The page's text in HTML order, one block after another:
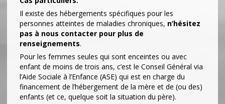
Il existe des hébergements spécifiques pour les
personnes atteintes de maladies chroniques, n’hésitez
pas à nous contacter pour plus de
renseignements.
Pour les femmes seules qui sont enceintes ou avec
enfant de moins de trois ans, c’est le Conseil Général via
l’Aide Sociale à l’Enfance (ASE) qui est en charge du
financement de l’hébergement de la mère et de (ou des)
enfants (et ce, quelque soit la situation du père).